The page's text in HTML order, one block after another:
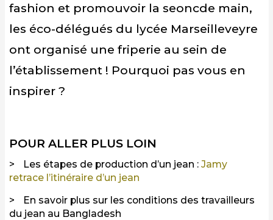
fashion et promouvoir la seoncde main,
les éco-délégués du lycée Marseilleveyre
ont organisé une friperie au sein de
l’établissement ! Pourquoi pas vous en
inspirer ?
POUR ALLER PLUS LOIN
Les étapes de production d’un jean : Jamy
retrace l’itinéraire d’un jean
En savoir plus sur les conditions des travailleurs
du jean au Bangladesh